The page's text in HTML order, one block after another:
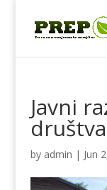
Javni
društva
by admin | Jun